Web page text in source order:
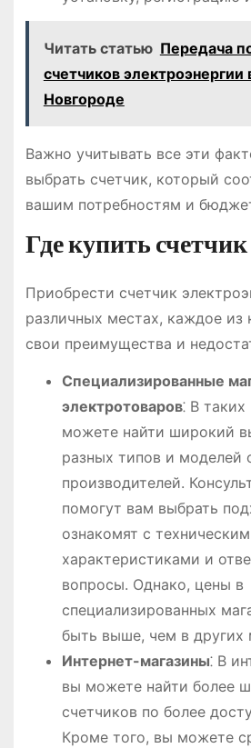
Читать статью Передача
счетчиков
Новгороде
Важно учитывать все эти
выбрать счетчик, который
вашим потребностям и
Где купить счетчик
Приобрести счетчик
различных местах, каждое из
свои преимущества и
Специализированные
электротоваров⁚ В
можете найти широкий
разных типов и моделей
производителей.
помогут вам выбрать
ознакомят с
характеристиками и
вопросы. Однако, цены в
специализированных
быть выше, чем в других
Интернет-магазины⁚ В
вы можете найти более
счетчиков по более
Кроме того, вы можете